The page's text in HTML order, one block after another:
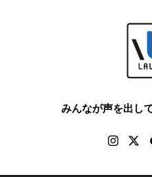
みんなが声を出し